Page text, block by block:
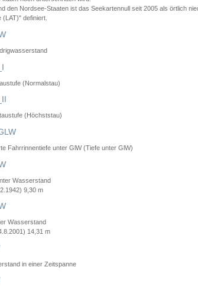
den Nordsee-Staaten ist das Seekartennull seit 2005 als örtlich
(LAT)" definiert.
(Normalstau)
(Höchststau)
Fahrrinnentiefe unter GlW (Tiefe unter GlW)
Wasserstand
9,30 m
Wasserstand
14,31 m
in einer Zeitspanne